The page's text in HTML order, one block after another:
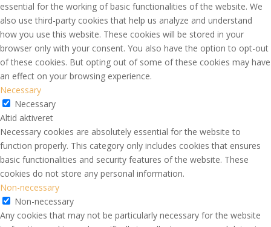
essential for the working of basic functionalities of the website. We
also use third-party cookies that help us analyze and understand
how you use this website. These cookies will be stored in your
browser only with your consent. You also have the option to opt-out
of these cookies. But opting out of some of these cookies may have
an effect on your browsing experience.
Necessary
Necessary
Altid aktiveret
Necessary cookies are absolutely essential for the website to
function properly. This category only includes cookies that ensures
basic functionalities and security features of the website. These
cookies do not store any personal information.
Non-necessary
Non-necessary
Any cookies that may not be particularly necessary for the website